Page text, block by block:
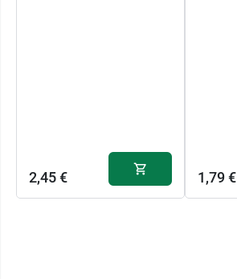
2,45 € 1,79 €